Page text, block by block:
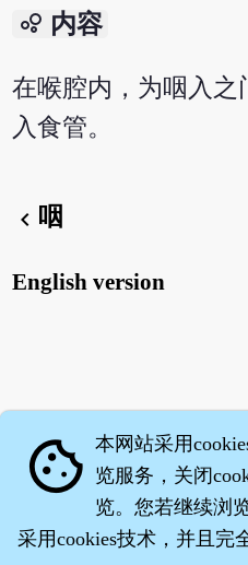
bubble_chart 内容
在喉腔内，为咽入之
入食管。
chevron_left 咽
English version
cookie 本网站采用
览服务，关闭
览。您若继续浏
采用cookies技术，并且完